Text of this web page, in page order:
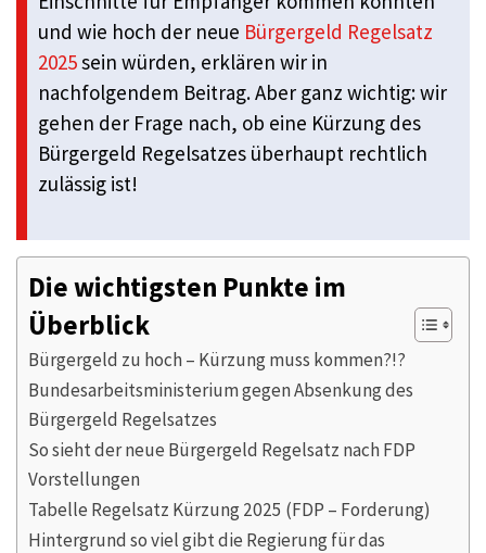
und wie hoch der neue Bürgergeld Regelsatz
2025sein würden, erklären wir in
nachfolgendem Beitrag. Aber ganz wichtig: wir
gehen der Frage nach, ob eine Kürzung des
Bürgergeld Regelsatzes überhaupt rechtlich
zulässig ist!
Die wichtigsten Punkte im
Überblick
Bürgergeld zu hoch – Kürzung muss kommen?!?
Bundesarbeitsministerium gegen Absenkung des
Bürgergeld Regelsatzes
So sieht der neue Bürgergeld Regelsatz nach FDP
Vorstellungen
Tabelle Regelsatz Kürzung 2025 (FDP – Forderung)
Hintergrund so viel gibt die Regierung für das